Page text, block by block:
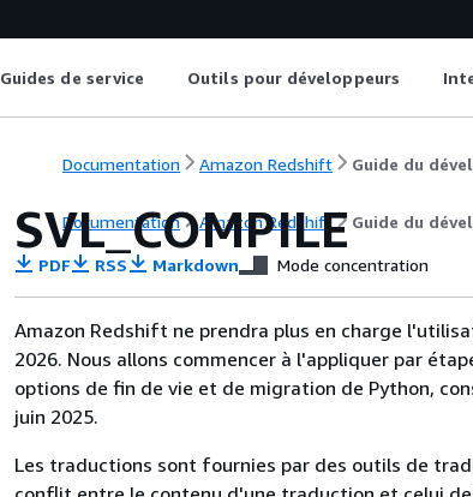
Guides de service Outils pour développeurs
Documentation Amazon Redshift Guide du
Documentation Amazon Redshift Guide du
SVL_COMPILE
PDF RSS Markdown Mode concentration
Amazon Redshift ne prendra plus en charge
2026. Nous allons commencer à l'appliquer par
options de fin de vie et de migration de Python,
juin 2025.
Les traductions sont fournies par des outils de